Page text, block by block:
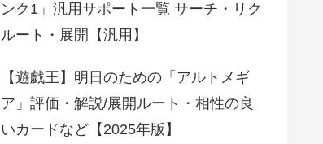
ンク1」汎用サポート一覧 サーチ・リク
ルート・展開【汎用】
【遊戯王】明日のための「アルトメギ
ア」評価・解説/展開ルート・相性の良
いカードなど【2025年版】